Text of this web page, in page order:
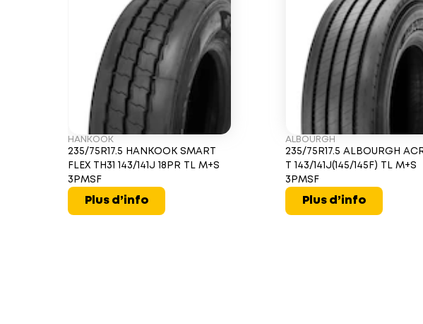
HANKOOK
235/75R17.5 HANKOOK SMART
FLEX TH31 143/141J 18PR TL M+S
3PMSF
Plus d’info
ALBOURGH
235/75R17.5 ALBOURGH
T 143/141J(145/145F) TL M+S
3PMSF
Plus d’info